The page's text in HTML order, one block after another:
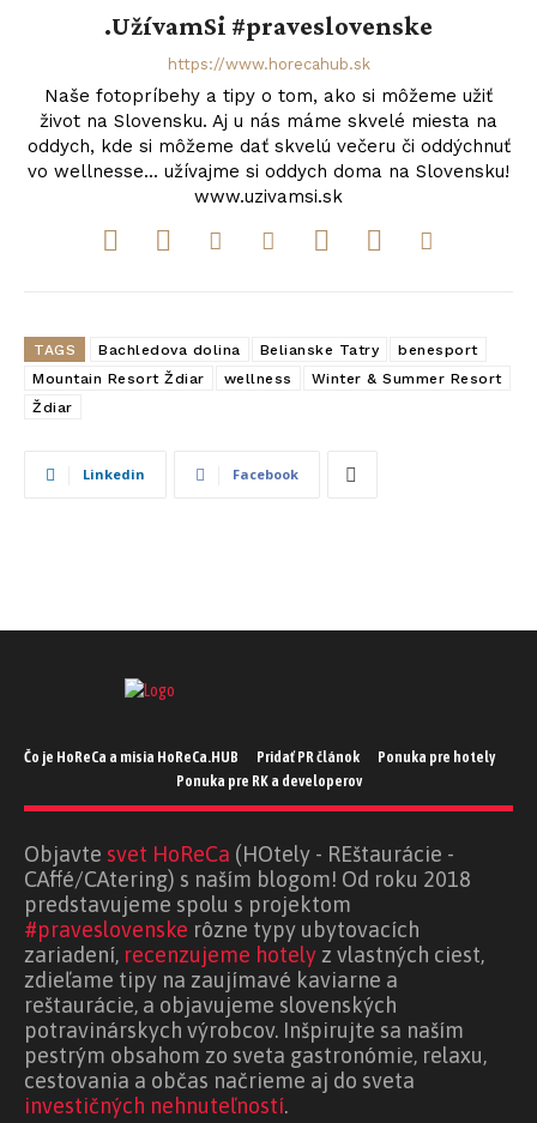
.UžívamSi #praveslovenske
https://www.horecahub.sk
Naše fotopríbehy a tipy o tom, ako si môžeme užiť
život na Slovensku. Aj u nás máme skvelé miesta na
oddych, kde si môžeme dať skvelú večeru či oddýchnuť
vo wellnesse... užívajme si oddych doma na Slovensku!
www.uzivamsi.sk
TAGS Bachledova dolina Belianske Tatry
benesport
Mountain Resort Ždiar
wellness
Winter & Summer Resort
Ždiar
Linkedin Facebook
Čo je HoReCa a misia HoReCa.HUB Pridať PR článok
Ponuka pre hotely
Ponuka pre RK a developerov
Objavte svet HoReCa (HOtely - REštaurácie -
CAffé/CAtering) s naším blogom! Od roku 2018
predstavujeme spolu s projektom
#praveslovenske rôzne typy ubytovacích
zariadení, recenzujeme hotely z vlastných ciest,
zdieľame tipy na zaujímavé kaviarne a
reštaurácie, a objavujeme slovenských
potravinárskych výrobcov. Inšpirujte sa naším
pestrým obsahom zo sveta gastronómie, relaxu,
cestovania a občas načrieme aj do sveta
investičných nehnuteľností.